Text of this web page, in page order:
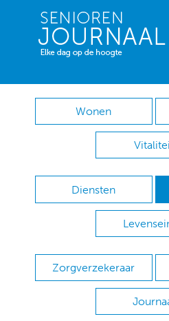
Wonen
Diensten
Zorgverzekeraar